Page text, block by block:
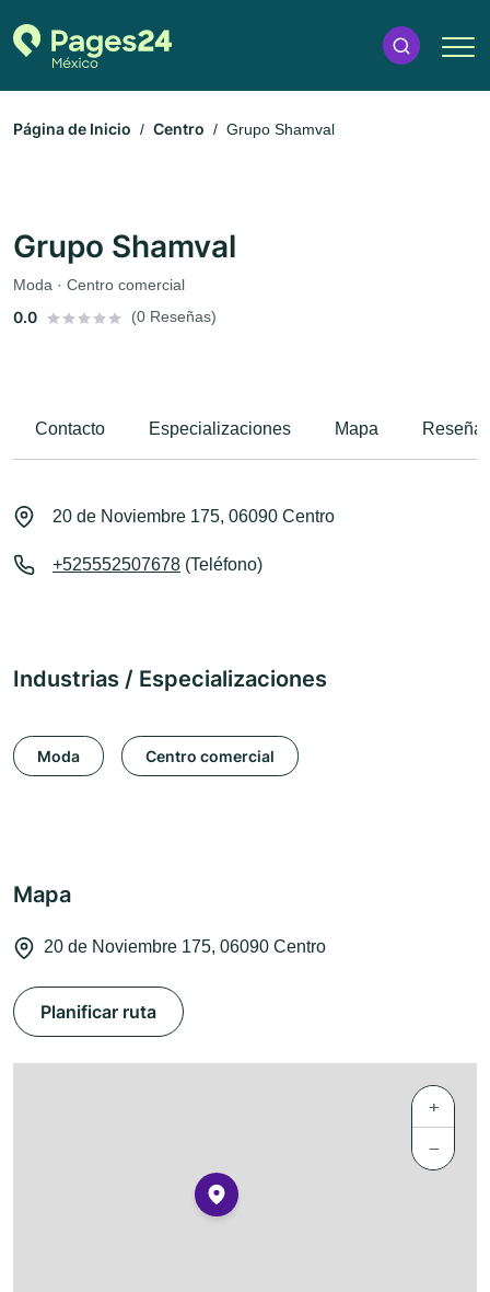
Página de Inicio Centro Grupo Shamval
Grupo Shamval
Moda · Centro comercial
0.0 (0 Reseñas)
Contacto Especializaciones Mapa
20 de Noviembre 175, 06090 Centro
+525552507678 (Teléfono)
Industrias / Especializaciones
Moda Centro comercial
Mapa
20 de Noviembre 175, 06090 Centro
Planificar ruta
+
−